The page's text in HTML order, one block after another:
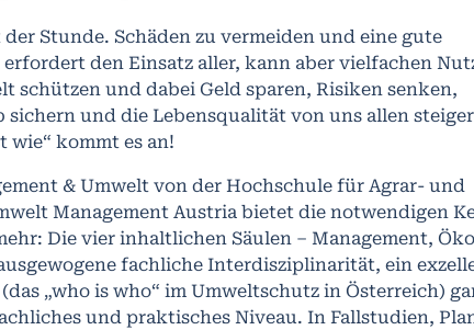
Stunde. Schäden zu vermeiden und eine gute
den Einsatz aller, kann aber vielfachen
schützen und dabei Geld sparen, Risiken senken,
sichern und die Lebensqualität von uns allen
wie“ kommt es an!
& Umwelt von der Hochschule für Agrar- und
Management Austria bietet die notwendigen
Die vier inhaltlichen Säulen – Management,
fachliche Interdisziplinarität, ein
„who is who“ im Umweltschutz in Österreich)
und praktisches Niveau. In Fallstudien,